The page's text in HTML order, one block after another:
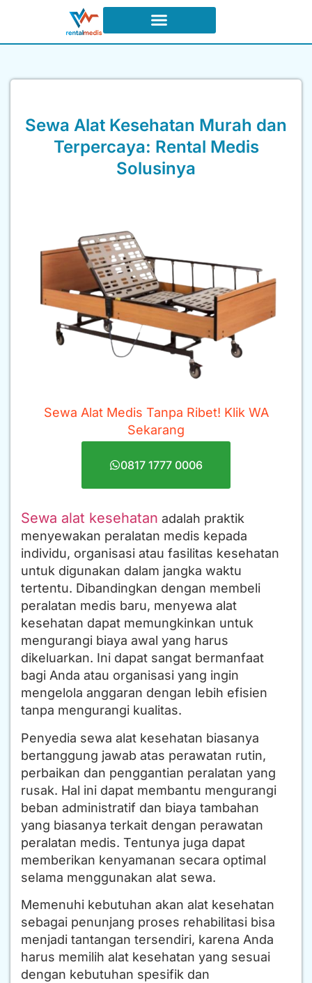
Sewa Alat Kesehatan Murah dan
Terpercaya: Rental Medis
Solusinya
Sewa Alat Medis Tanpa Ribet! Klik WA
Sekarang
0817 1777 0006
Sewa alat kesehatan adalah praktik
menyewakan peralatan medis kepada
individu, organisasi atau fasilitas kesehatan
untuk digunakan dalam jangka waktu
tertentu. Dibandingkan dengan membeli
peralatan medis baru, menyewa alat
kesehatan dapat memungkinkan untuk
mengurangi biaya awal yang harus
dikeluarkan. Ini dapat sangat bermanfaat
bagi Anda atau organisasi yang ingin
mengelola anggaran dengan lebih efisien
tanpa mengurangi kualitas.
Penyedia sewa alat kesehatan biasanya
bertanggung jawab atas perawatan rutin,
perbaikan dan penggantian peralatan yang
rusak. Hal ini dapat membantu mengurangi
beban administratif dan biaya tambahan
yang biasanya terkait dengan perawatan
peralatan medis. Tentunya juga dapat
memberikan kenyamanan secara optimal
selama menggunakan alat sewa.
Memenuhi kebutuhan akan alat kesehatan
sebagai penunjang proses rehabilitasi bisa
menjadi tantangan tersendiri, karena Anda
harus memilih alat kesehatan yang sesuai
dengan kebutuhan spesifik dan